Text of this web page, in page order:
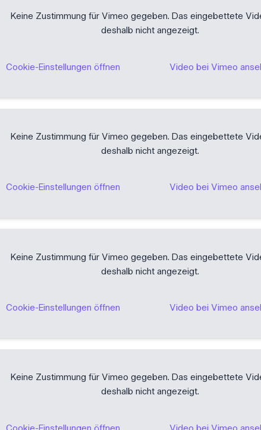
Keine Zustimmung für Vimeo gegeben. Das eingebettete
deshalb nicht angezeigt.
Cookie-Einstellungen öffnen Video bei Vimeo
Keine Zustimmung für Vimeo gegeben. Das eingebettete
deshalb nicht angezeigt.
Cookie-Einstellungen öffnen Video bei Vimeo
Keine Zustimmung für Vimeo gegeben. Das eingebettete
deshalb nicht angezeigt.
Cookie-Einstellungen öffnen Video bei Vimeo
Keine Zustimmung für Vimeo gegeben. Das eingebettete
deshalb nicht angezeigt.